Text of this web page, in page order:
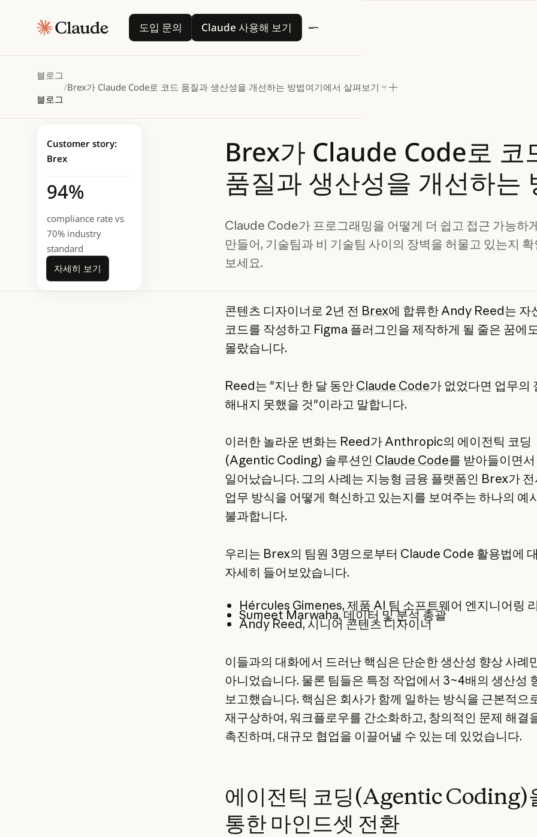
도입 문의
도입 문의
Claude 사용해 보기
Claude 사용해 보기
블로그
블로그
/Brex가 Claude Code로 코드 품질과 생산성을 개선하는 방법여기에서 살펴보기
Customer story:
Brex
94%
compliance rate vs
70% industry
standard
자세히 보기
자세히 보기
Brex가 Claude Code로 코
품질과 생산성을 개선하는
Claude Code가 프로그래밍을 어떻게 더 쉽고 접근 가능하
만들어, 기술팀과 비 기술팀 사이의 장벽을 허물고 있는지 확
보세요.
콘텐츠 디자이너로 2년 전 Brex에 합류한 Andy Reed는 자
코드를 작성하고 Figma 플러그인을 제작하게 될 줄은 꿈에
몰랐습니다.
Reed는 "지난 한 달 동안 Claude Code가 없었다면 업무의
해내지 못했을 것"이라고 말합니다.
이러한 놀라운 변화는 Reed가 Anthropic의 에이전틱 코딩
(Agentic Coding) 솔루션인 Claude Code를 받아들이면서
일어났습니다. 그의 사례는 지능형 금융 플랫폼인 Brex가 전
업무 방식을 어떻게 혁신하고 있는지를 보여주는 하나의 예
불과합니다.
우리는 Brex의 팀원 3명으로부터 Claude Code 활용법에
자세히 들어보았습니다.
Hércules Gimenes, 제품 AI 팀 소프트웨어 엔지니어링
Sumeet Marwaha, 데이터 및 분석 총괄
Andy Reed, 시니어 콘텐츠 디자이너
이들과의 대화에서 드러난 핵심은 단순한 생산성 향상 사례
아니었습니다. 물론 팀들은 특정 작업에서 3~4배의 생산성
보고했습니다. 핵심은 회사가 함께 일하는 방식을 근본적으
재구상하여, 워크플로우를 간소화하고, 창의적인 문제 해결
촉진하며, 대규모 협업을 이끌어낼 수 있는 데 있었습니다.
에이전틱 코딩(Agentic Coding)
통한 마인드셋 전환